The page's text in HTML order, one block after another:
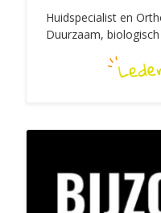
Huidspecialist en
Duurzaam,